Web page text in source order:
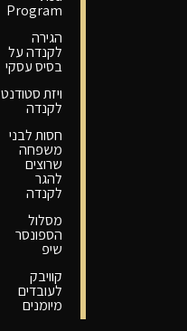
Program
הגירה
לקנדה על
בסיס עסקי
ויזת סטודנט
לקנדה
חסות לבני
משפחה
שרוצים
להגר
לקנדה
מסלול
הספונסר
שיפ
קוויבק
לעובדים
מיומנים